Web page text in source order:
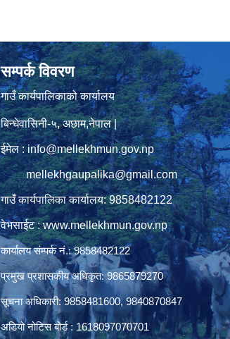
सम्पर्क विवरण
गाउँ कार्यपालिकाको कार्यालय
बिन्धेवासिनी-५, अछाम,नेपाल |
ईमेल : info@mellekhmun.gov.np
mellekhgaupalika@gmail.com
गाउँ कार्यपालिका कार्यालय: 9858482122
वेभसाईट : www.mellekhmun.gov.np
कार्यालय संम्पर्क नं.: 9858482122
प्रमुख प्रशासकीय अधिकृत: 9865879270
सूचना अधिकारी: 9858481600, 9840870847
अडियो नोटिस बोर्ड : 1618097070701